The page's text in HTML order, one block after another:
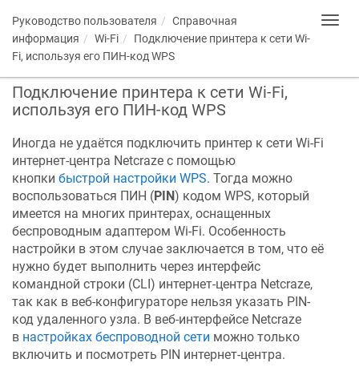
Руководство пользователя
Справочная
информация
Wi-Fi
Подключение принтера к сети Wi-
Fi, используя его ПИН-код WPS
Подключение принтера к сети Wi-Fi,
используя его ПИН-код WPS
Иногда не удаётся подключить принтер к сети Wi-Fi
интернет-центра Netcraze с помощью
кнопки быстрой настройки WPS. Тогда можно
воспользоваться ПИН (PIN) кодом WPS, который
имеется на многих принтерах, оснащенных
беспроводным адаптером Wi-Fi. Особенность
настройки в этом случае заключается в том, что её
нужно будет выполнить через интерфейс
командной строки (CLI) интернет-центра Netcraze,
так как в веб-конфигураторе нельзя указать PIN-
код удаленного узла. В веб-интерфейсе Netcraze
в настройках беспроводной сети можно только
включить и посмотреть PIN интернет-центра.